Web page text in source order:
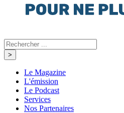
Le Magazine
L'émission
Le Podcast
Services
Nos Partenaires